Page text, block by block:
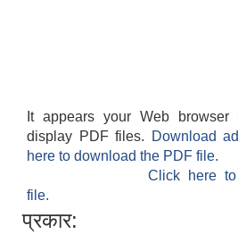
It appears your Web
display PDF files.
Download
here to download the PDF file.
Click here
file.
प्रकार: